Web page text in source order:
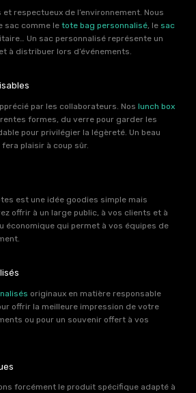
respectueux de l’environnement. Nous
sac comme le tote bag personnalisé, le sac
Un sac personnalisé représente un
à distribuer lors d’événements.
par les collaborateurs. Nos lunch box
formes, du verre pour garder les
pour privilégier la légèreté. Un beau
plaisir à coup sûr.
est une idée goodies simple mais
offrir à un large public, à vos clients et à
économique qui permet à vos équipes de
originaux en matière responsable
offrir la meilleure impression de votre
ou pour un souvenir offert à vos
forcément le produit spécifique adapté à